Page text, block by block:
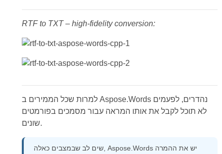
RTF to TXT – high-fidelity conversion:
למרות שכל הממירים ב Aspose.Words נהדרים, לפעמים
לא תוכל לקבל את אותו המראה עבור מסמכים בפורמטים
שונים.
שים לב שבמצבים כאלה, Aspose.Words יש את ההמרה